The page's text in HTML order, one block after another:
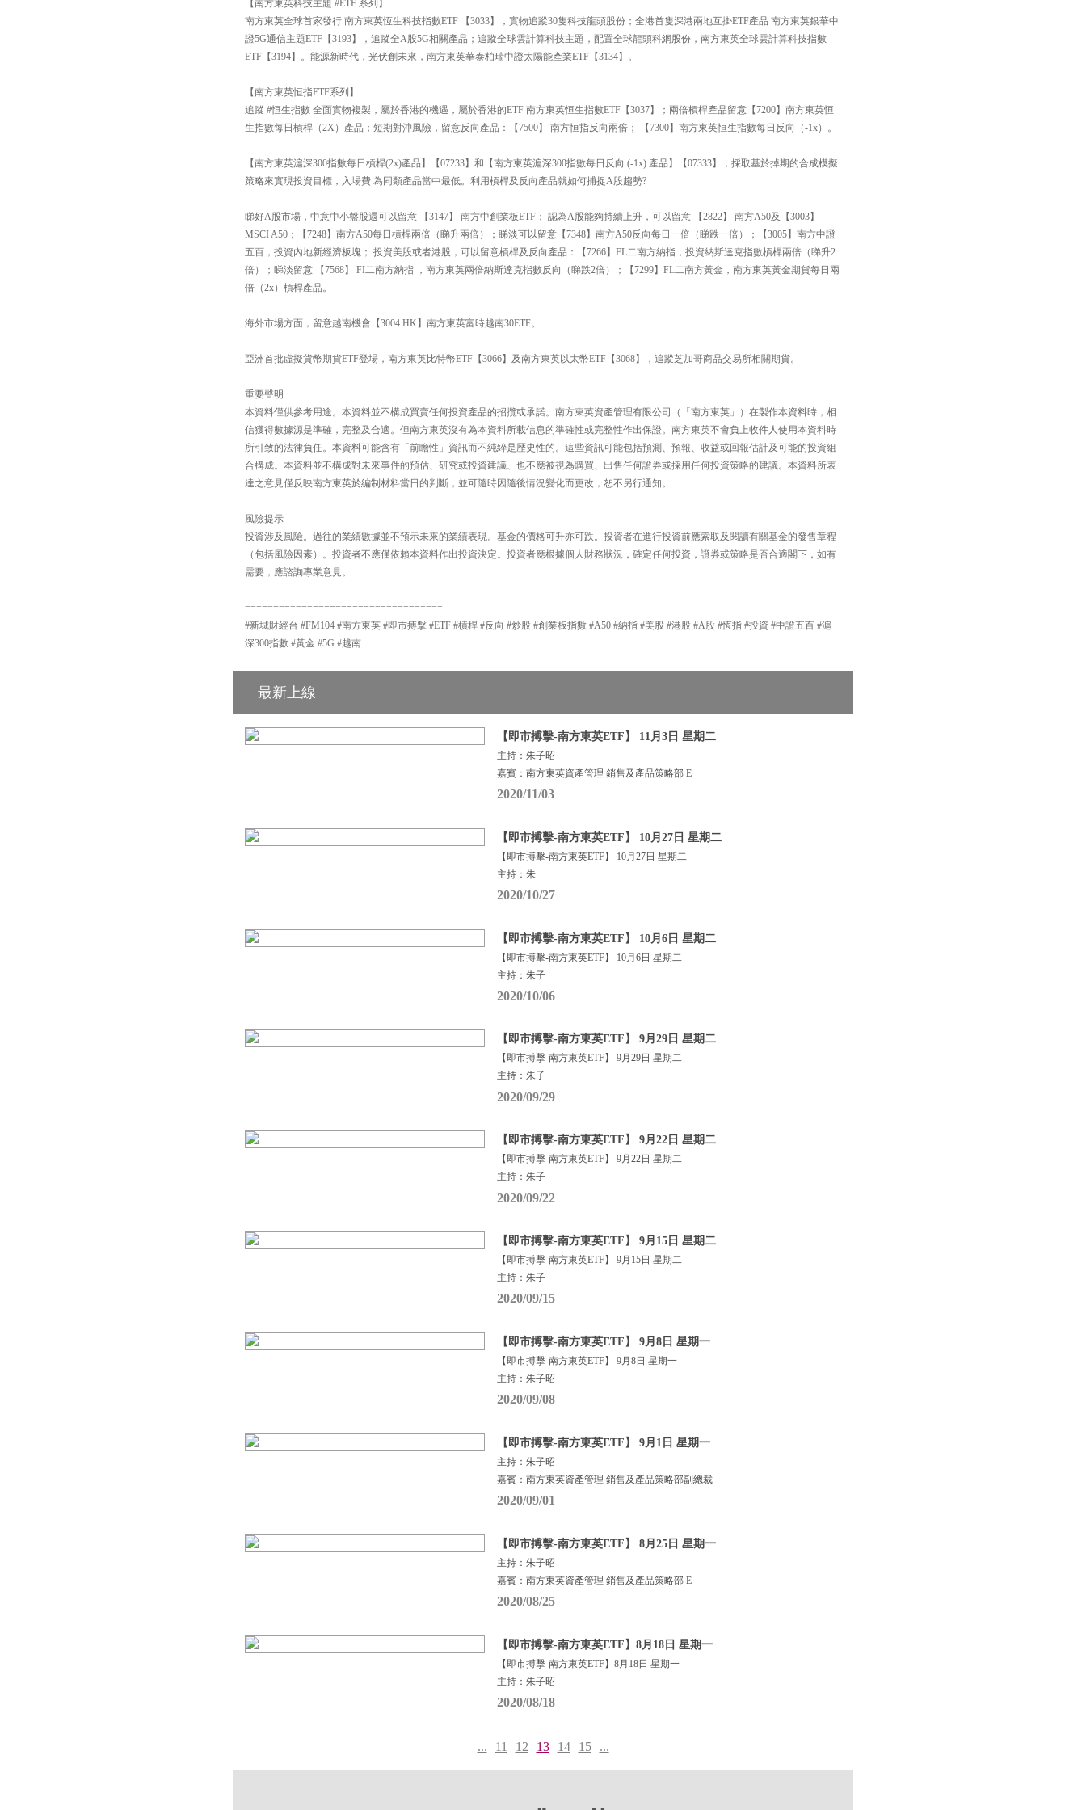
【南方東英科技主題 #ETF 系列】
南方東英全球首家發行 南方東英恆生科技指數ETF 【3033】，實物追蹤30隻科技龍頭股份；全港首隻深港兩地互掛ETF產品 南方東英銀華中
證5G通信主題ETF【3193】，追蹤全A股5G相關產品；追蹤全球雲計算科技主題，配置全球龍頭科網股份，南方東英全球雲計算科技指數
ETF【3194】。能源新時代，光伏創未來，南方東英華泰柏瑞中證太陽能產業ETF【3134】。
【南方東英恒指ETF系列】
追蹤 #恒生指數 全面實物複製，屬於香港的機遇，屬於香港的ETF 南方東英恒生指數ETF【3037】；兩倍槓桿產品留意【7200】南方東英恒
生指數每日槓桿（2X）產品；短期對沖風險，留意反向產品：【7500】 南方恒指反向兩倍； 【7300】南方東英恒生指數每日反向（-1x）。
【南方東英滬深300指數每日槓桿(2x)產品】【07233】和【南方東英滬深300指數每日反向 (-1x) 產品】【07333】，採取基於掉期的合成模擬
策略來實現投資目標，入場費 為同類產品當中最低。利用槓桿及反向產品就如何捕捉A股趨勢?
睇好A股市場，中意中小盤股還可以留意 【3147】 南方中創業板ETF； 認為A股能夠持續上升，可以留意 【2822】 南方A50及【3003】
MSCI A50；【7248】南方A50每日槓桿兩倍（睇升兩倍）；睇淡可以留意【7348】南方A50反向每日一倍（睇跌一倍）；【3005】南方中證
五百，投資內地新經濟板塊； 投資美股或者港股，可以留意槓桿及反向產品：【7266】FL二南方納指，投資納斯達克指數槓桿兩倍（睇升2
倍）；睇淡留意 【7568】 FI二南方納指 ，南方東英兩倍納斯達克指數反向（睇跌2倍）；【7299】FL二南方黃金，南方東英黃金期貨每日兩
倍（2x）槓桿產品。
海外市場方面，留意越南機會【3004.HK】南方東英富時越南30ETF。
亞洲首批虛擬貨幣期貨ETF登場，南方東英比特幣ETF【3066】及南方東英以太幣ETF【3068】，追蹤芝加哥商品交易所相關期貨。
重要聲明
本資料僅供參考用途。本資料並不構成買賣任何投資產品的招攬或承諾。南方東英資產管理有限公司（「南方東英」）在製作本資料時，相
信獲得數據源是準確，完整及合適。但南方東英沒有為本資料所載信息的準確性或完整性作出保證。南方東英不會負上收件人使用本資料時
所引致的法律負任。本資料可能含有「前瞻性」資訊而不純綷是歷史性的。這些資訊可能包括預測、預報、收益或回報估計及可能的投資組
合構成。本資料並不構成對未來事件的預估、研究或投資建議、也不應被視為購買、出售任何證券或採用任何投資策略的建議。本資料所表
達之意見僅反映南方東英於編制材料當日的判斷，並可隨時因隨後情況變化而更改，恕不另行通知。
風險提示
投資涉及風險。過往的業績數據並不預示未來的業績表現。基金的價格可升亦可跌。投資者在進行投資前應索取及閱讀有關基金的發售章程
（包括風險因素）。投資者不應僅依賴本資料作出投資決定。投資者應根據個人財務狀況，確定任何投資，證券或策略是否合適閣下，如有
需要，應諮詢專業意見。
===================================
#新城財經台 #FM104 #南方東英 #即市搏擊 #ETF #槓桿 #反向 #炒股 #創業板指數 #A50 #納指 #美股 #港股 #A股 #恆指 #投資 #中證五百 #滬
深300指數 #黃金 #5G #越南
最新上線
【即市搏擊-南方東英ETF】 11月3日 星期二
主持：朱子昭
嘉賓：南方東英資產管理 銷售及產品策略部 E
2020/11/03
【即市搏擊-南方東英ETF】 10月27日 星期二
【即市搏擊-南方東英ETF】 10月27日 星期二
主持：朱
2020/10/27
【即市搏擊-南方東英ETF】 10月6日 星期二
【即市搏擊-南方東英ETF】 10月6日 星期二
主持：朱子
2020/10/06
【即市搏擊-南方東英ETF】 9月29日 星期二
【即市搏擊-南方東英ETF】 9月29日 星期二
主持：朱子
2020/09/29
【即市搏擊-南方東英ETF】 9月22日 星期二
【即市搏擊-南方東英ETF】 9月22日 星期二
主持：朱子
2020/09/22
【即市搏擊-南方東英ETF】 9月15日 星期二
【即市搏擊-南方東英ETF】 9月15日 星期二
主持：朱子
2020/09/15
【即市搏擊-南方東英ETF】 9月8日 星期一
【即市搏擊-南方東英ETF】 9月8日 星期一
主持：朱子昭
2020/09/08
【即市搏擊-南方東英ETF】 9月1日 星期一
主持：朱子昭
嘉賓：南方東英資產管理 銷售及產品策略部副總裁
2020/09/01
【即市搏擊-南方東英ETF】 8月25日 星期一
主持：朱子昭
嘉賓：南方東英資產管理 銷售及產品策略部 E
2020/08/25
【即市搏擊-南方東英ETF】8月18日 星期一
【即市搏擊-南方東英ETF】8月18日 星期一
主持：朱子昭
2020/08/18
... 11 12 13 14 15 ...